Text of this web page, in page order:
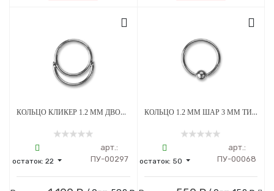
КОЛЬЦО КЛИКЕР 1.2 ММ ДВОЙНОЕ ТИТАН
остаток:22
арт.:
ПУ-00297
КОЛЬЦО 1.2 ММ ШАР 3 ММ ТИТАН
остаток: 50
арт.:
ПУ-00068